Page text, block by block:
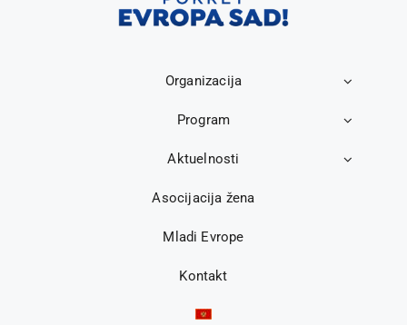
Organizacija
Program
Aktuelnosti
Asocijacija žena
Mladi Evrope
Kontakt